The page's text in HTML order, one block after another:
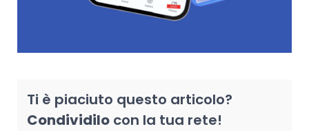
Ti è piaciuto questo articolo?
Condividilocon la tua rete!